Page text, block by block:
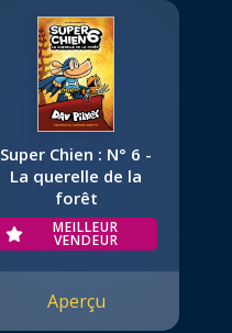
Super Chien : N° 6 -
La querelle de la
forêt
MEILLEUR
VENDEUR
Aperçu